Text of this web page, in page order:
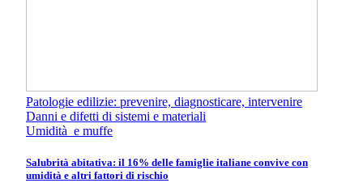
Patologie edilizie: prevenire, diagnosticare, intervenire
Danni e difetti di sistemi e materiali
Umidità e muffe
Salubrità abitativa: il 16% delle famiglie italiane convive con
umidità e altri fattori di rischio